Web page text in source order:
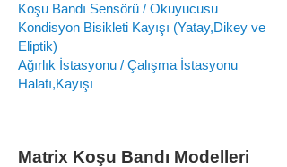
Koşu Bandı Sensörü / Okuyucusu
Kondisyon Bisikleti Kayışı (Yatay,Dikey ve
Eliptik)
Ağırlık İstasyonu / Çalışma İstasyonu
Halatı,Kayışı
Matrix Koşu Bandı Modelleri